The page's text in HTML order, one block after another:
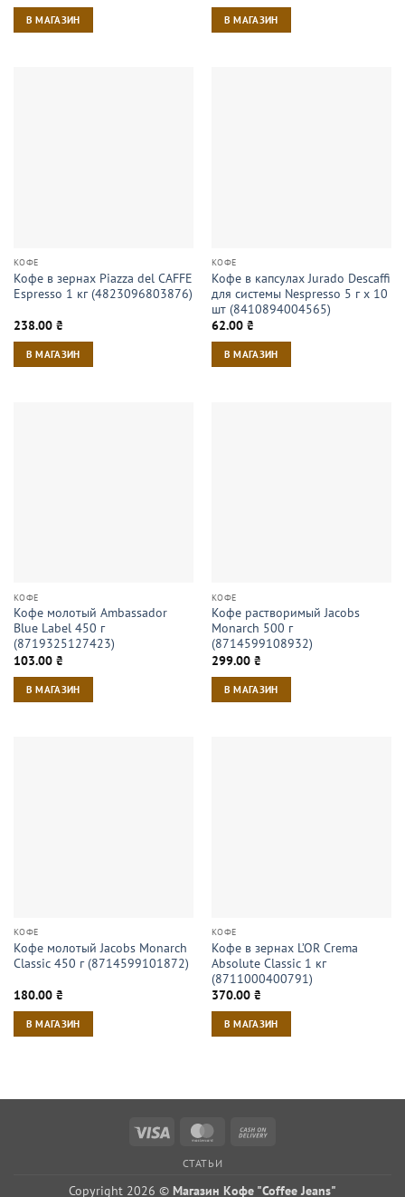
В МАГАЗИН В МАГАЗИН
КОФЕ
Кофе в зернах Piazza del CAFFE
Espresso 1 кг (4823096803876)
238.00 ₴
В МАГАЗИН
КОФЕ
Кофе в капсулах Jurado Descaffi
для системы Nespresso 5 г х 10
шт (8410894004565)
62.00 ₴
В МАГАЗИН
КОФЕ
Кофе молотый Ambassador
Blue Label 450 г
(8719325127423)
103.00 ₴
В МАГАЗИН
КОФЕ
Кофе растворимый Jacobs
Monarch 500 г
(8714599108932)
299.00 ₴
В МАГАЗИН
КОФЕ
Кофе молотый Jacobs Monarch
Classic 450 г (8714599101872)
180.00 ₴
В МАГАЗИН
КОФЕ
Кофе в зернах L’OR Crema
Absolute Classic 1 кг
(8711000400791)
370.00 ₴
В МАГАЗИН
Visa MasterCard
СТАТЬИ
Copyright 2026 © Магазин Кофе "Coffee Jeans"